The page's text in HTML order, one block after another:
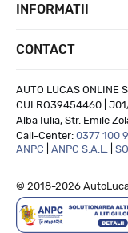
INFORMATII
CONTACT
AUTO LUCAS ONLINE
CUI RO39454460 |
Alba Iulia, Str. Emile
Call-Center: 0377 100
ANPC
ANPC S.A.L.
© 2018-2026